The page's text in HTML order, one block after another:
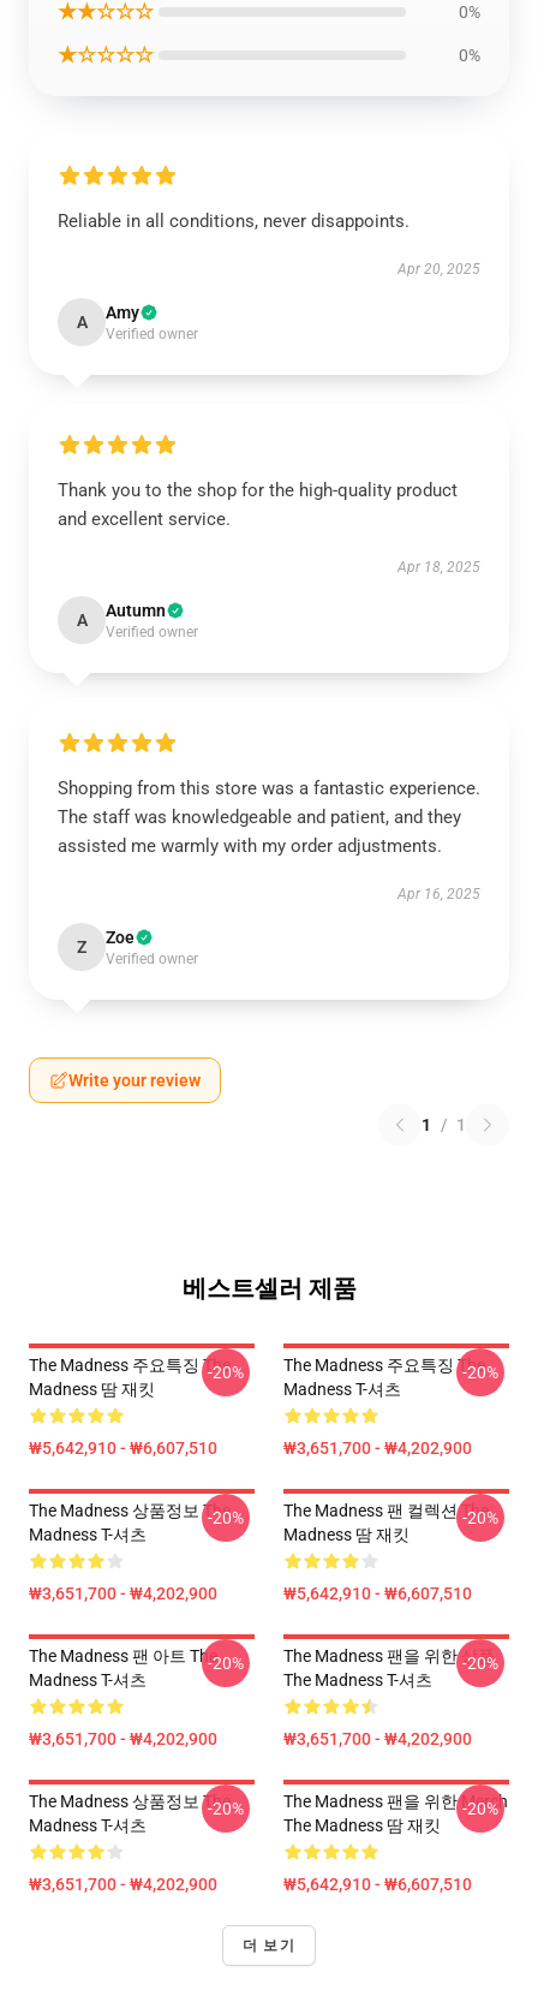
★★☆☆☆ 0%
★☆☆☆☆ 0%
Reliable in all conditions, never disappoints.
Apr 20, 2025
A Amy
Verified owner
Thank you to the shop for the high-quality product
and excellent service.
Apr 18, 2025
A Autumn
Verified owner
Shopping from this store was a fantastic experience.
The staff was knowledgeable and patient, and they
assisted me warmly with my order adjustments.
Apr 16, 2025
Z Zoe
Verified owner
Write your review
1 / 1
베스트셀러 제품
The Madness 주요특징 The
Madness 땀 재킷
₩5,642,910 - ₩6,607,510
-20%
The Madness 주요특징 The
Madness T-셔츠
₩3,651,700 - ₩4,202,900
-20%
The Madness 상품정보 The
Madness T-셔츠
₩3,651,700 - ₩4,202,900
-20%
The Madness 팬 컬렉션 The
Madness 땀 재킷
₩5,642,910 - ₩6,607,510
-20%
The Madness 팬 아트 The
Madness T-셔츠
₩3,651,700 - ₩4,202,900
-20%
The Madness 팬을 위한 상품
The Madness T-셔츠
₩3,651,700 - ₩4,202,900
-20%
The Madness 상품정보 The
Madness T-셔츠
₩3,651,700 - ₩4,202,900
-20%
The Madness 팬을 위한 Merch
The Madness 땀 재킷
₩5,642,910 - ₩6,607,510
-20%
더 보기